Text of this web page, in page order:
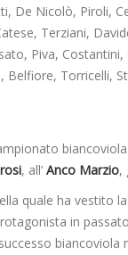
De Nicolò, Piroli,
Terziani,
Piva, Costantini,
Belfiore, Torricelli,
, all’ Anco Marzio,
quale ha vestito
in